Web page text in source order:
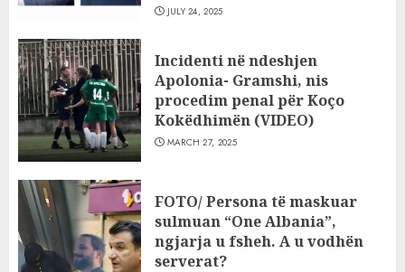
JULY 24, 2025
Incidenti në ndeshjen
Apolonia- Gramshi, nis
procedim penal për Koço
Kokëdhimën (VIDEO)
MARCH 27, 2025
FOTO/ Persona të maskuar
sulmuan “One Albania”,
ngjarja u fsheh. A u vodhën
serverat?